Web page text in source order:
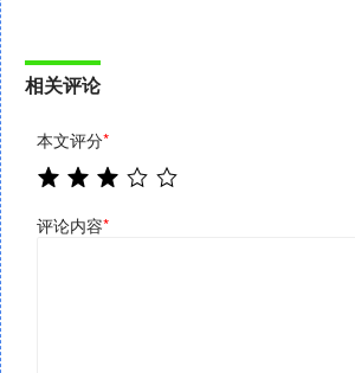
相关评论
本文评分*
评论内容*